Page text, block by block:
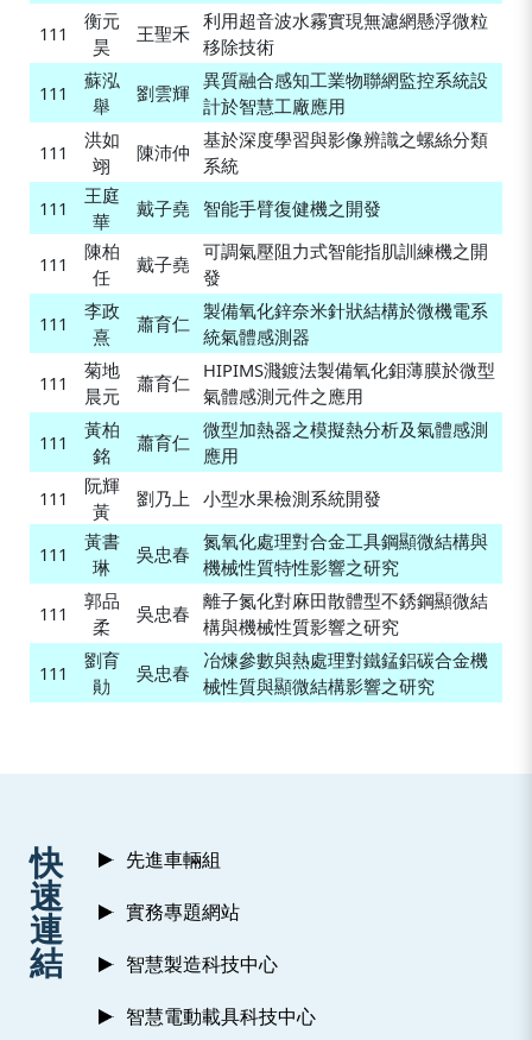
111
衡元
昊
王聖禾
利用超音波水霧實現無濾網懸浮微粒
移除技術
111
蘇泓
舉
劉雲輝
異質融合感知工業物聯網監控系統設
計於智慧工廠應用
111
洪如
翊
陳沛仲
基於深度學習與影像辨識之螺絲分類
系統
111
王庭
華
戴子堯 智能手臂復健機之開發
111
陳柏
任
戴子堯
可調氣壓阻力式智能指肌訓練機之開
發
111
李政
熹
蕭育仁
製備氧化鋅奈米針狀結構於微機電系
統氣體感測器
111
菊地
晨元
蕭育仁
HIPIMS濺鍍法製備氧化鉬薄膜於微型
氣體感測元件之應用
111
黃柏
銘
蕭育仁
微型加熱器之模擬熱分析及氣體感測
應用
111
阮輝
黃
劉乃上 小型水果檢測系統開發
111
黃書
琳
吳忠春
氮氧化處理對合金工具鋼顯微結構與
機械性質特性影響之研究
111
郭品
柔
吳忠春
離子氮化對麻田散體型不銹鋼顯微結
構與機械性質影響之研究
111
劉育
勛
吳忠春
冶煉參數與熱處理對鐵錳鋁碳合金機
械性質與顯微結構影響之研究
快
速
連
結
先進車輛組
實務專題網站
智慧製造科技中心
智慧電動載具科技中心